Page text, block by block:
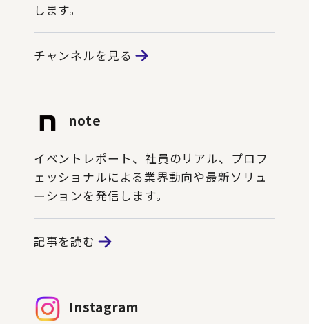
します。
チャンネルを見る
note
イベントレポート、社員のリアル、プロフ
ェッショナルによる業界動向や最新ソリュ
ーションを発信します。
記事を読む
Instagram